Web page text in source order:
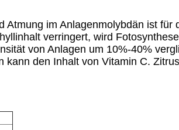
Atmung im Anlagenmolybdän ist
verringert, wird
von Anlagen um 10%-40%
den Inhalt von Vitamin C.